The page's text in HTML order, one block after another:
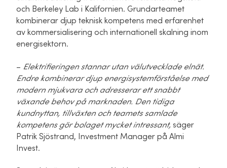
och Berkeley Lab i Kalifornien. Grundarteamet
kombinerar djup teknisk kompetens med erfarenhet
av kommersialisering och internationell skalning inom
energisektorn.
– Elektrifieringen stannar utan välutvecklade elnät.
Endre kombinerar djup energisystemförståelse med
modern mjukvara och adresserar ett snabbt
växande behov på marknaden. Den tidiga
kundnyttan, tillväxten och teamets samlade
kompetens gör bolaget mycket intressant, säger
Patrik Sjöstrand, Investment Manager på Almi
Invest.